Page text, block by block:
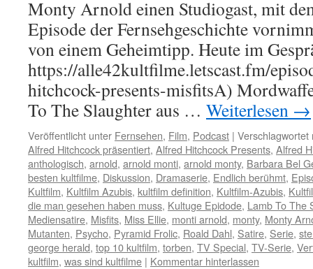
Monty Arnold einen Studiogast, mit
Episode der Fernsehgeschichte
von einem Geheimtipp. Heute im
https://alle42kultfilme.letscast.fm/
hitchcock-presents-misfitsA)
To The Slaughter aus … Weiterlesen →
Veröffentlicht unter Fernsehen, Film, Podcast | Verschlagwortet
Alfred Hitchcock präsentiert, Alfred Hitchcock Presents, Alfred
anthologisch, arnold, arnold monti, arnold monty, Barbara Bel
besten kultfilme, Diskussion, Dramaserie, Endlich berühmt,
Kultfilm, Kultfilm Azubis, kultfilm definition, Kultfilm-Azubis,
die man gesehen haben muss, Kultuge Epidode, Lamb To The
Mediensatire, Misfits, Miss Ellie, monti arnold, monty, Monty
Mutanten, Psycho, Pyramid Frolic, Roald Dahl, Satire, Serie,
george herald, top 10 kultfilm, torben, TV Special, TV-Serie,
kultfilm, was sind kultfilme | Kommentar hinterlassen